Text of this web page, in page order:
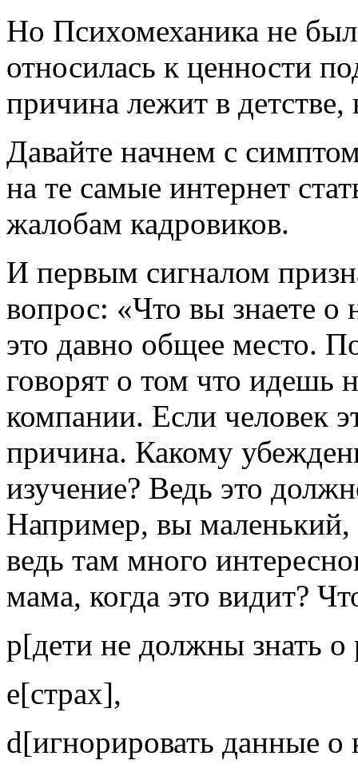
Но Психомеханика не
относилась к ценности
причина лежит в
Давайте начнем с
на те самые интернет
жалобам кадровиков.
И первым сигналом
вопрос: «Что вы знаете
это давно общее место.
говорят о том что идешь
компании. Если человек
причина. Какому
изучение? Ведь это
Например, вы маленький,
ведь там много
мама, когда это видит?
p[дети не должны знать
e[страх],
d[игнорировать данные